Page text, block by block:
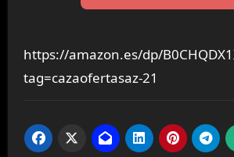
https://amazon.es/dp/
tag=cazaofertasaz-21